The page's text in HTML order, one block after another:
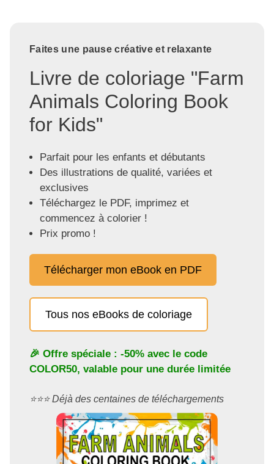
Faites une pause créative et relaxante
Livre de coloriage "Farm
Animals Coloring Book
for Kids"
Parfait pour les enfants et débutants
Des illustrations de qualité, variées et
exclusives
Téléchargez le PDF, imprimez et
commencez à colorier !
Prix promo !
Télécharger mon eBook en PDF
Tous nos eBooks de coloriage
🎉 Offre spéciale : -50% avec le code
COLOR50, valable pour une durée limitée
⭐️⭐️⭐️ Déjà des centaines de téléchargements